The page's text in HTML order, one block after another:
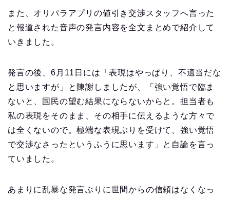
また、オリパラアプリの値引き交渉スタッフへ言った
と報道された音声の発言内容を全文まとめで紹介して
いきました。
発言の後、6月11日には「表現はやっぱり、不適当だな
と思いますが」と陳謝しましたが、「強い覚悟で臨ま
ないと、国民の望む結果にならないからと。担当者も
私の表現をそのまま、その相手に伝えるような方々で
は全くないので。極端な表現ぶりを受けて、強い覚悟
で交渉なさったというふうに思います」と自論を言っ
ていました。
あまりに乱暴な発言ぶりに世間からの信頼はなくなっ